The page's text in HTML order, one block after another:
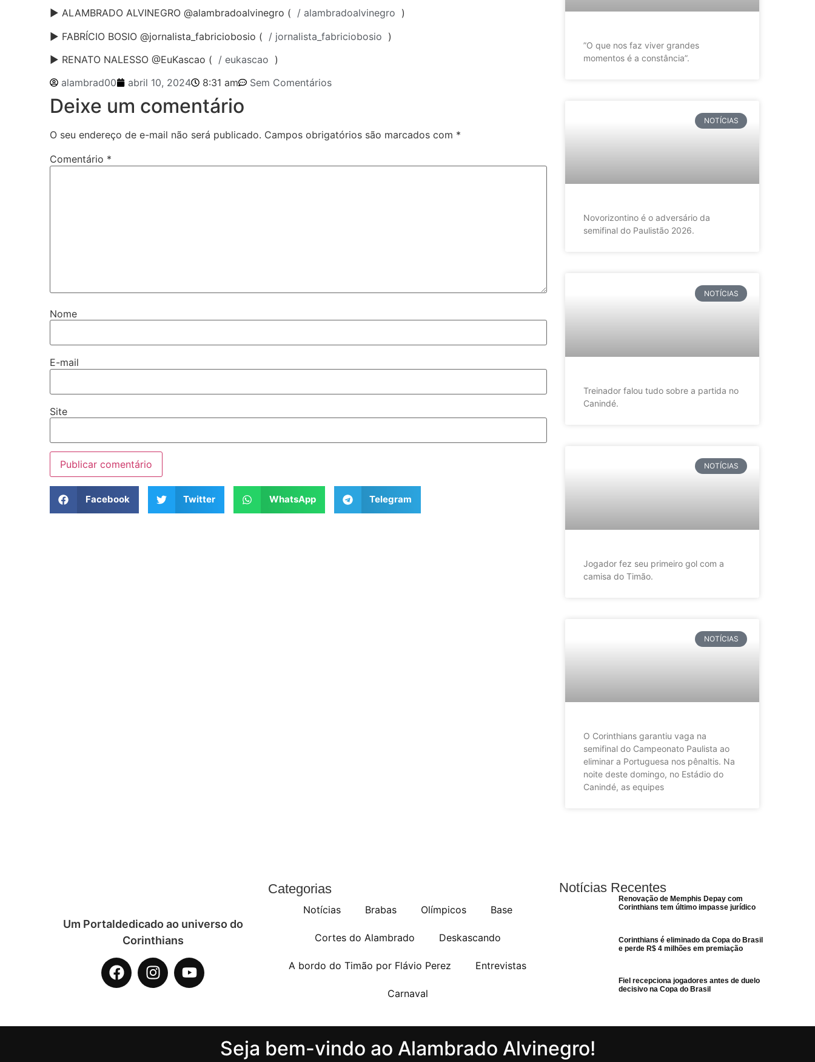
► ALAMBRADO ALVINEGRO @alambradoalvinegro ( / alambradoalvinegro )
► FABRÍCIO BOSIO @jornalista_fabriciobosio ( / jornalista_fabriciobosio )
► RENATO NALESSO @EuKascao ( / eukascao )
alambrad00
abril 10, 2024 8:31 am Sem Comentários
Deixe um comentário
O seu endereço de e-mail não será publicado. Campos obrigatórios são marcados com *
Comentário *
Nome
E-mail
Site
Facebook Twitter WhatsApp Telegram
”O que nos faz viver grandes
momentos é a constância”.
NOTÍCIAS
Novorizontino é o adversário da
semifinal do Paulistão 2026.
NOTÍCIAS
Treinador falou tudo sobre a partida no
Canindé.
NOTÍCIAS
Jogador fez seu primeiro gol com a
camisa do Timão.
NOTÍCIAS
O Corinthians garantiu vaga na
semifinal do Campeonato Paulista ao
eliminar a Portuguesa nos pênaltis. Na
noite deste domingo, no Estádio do
Canindé, as equipes
Um Portaldedicado ao universo do
Corinthians
Categorias
Notícias Brabas Olímpicos Base
Cortes do Alambrado Deskascando
A bordo do Timão por Flávio Perez Entrevistas
Carnaval
Notícias Recentes
Renovação de Memphis Depay com
Corinthians tem último impasse jurídico
Corinthians é eliminado da Copa do Brasil
e perde R$ 4 milhões em premiação
Fiel recepciona jogadores antes de duelo
decisivo na Copa do Brasil
Seja bem-vindo ao Alambrado Alvinegro!